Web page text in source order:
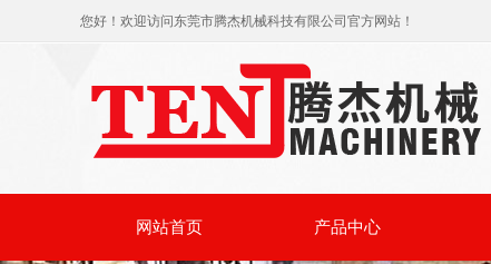
您好！欢迎访问东莞市腾杰机械科技有限公司官方网站！
网站首页 产品中心